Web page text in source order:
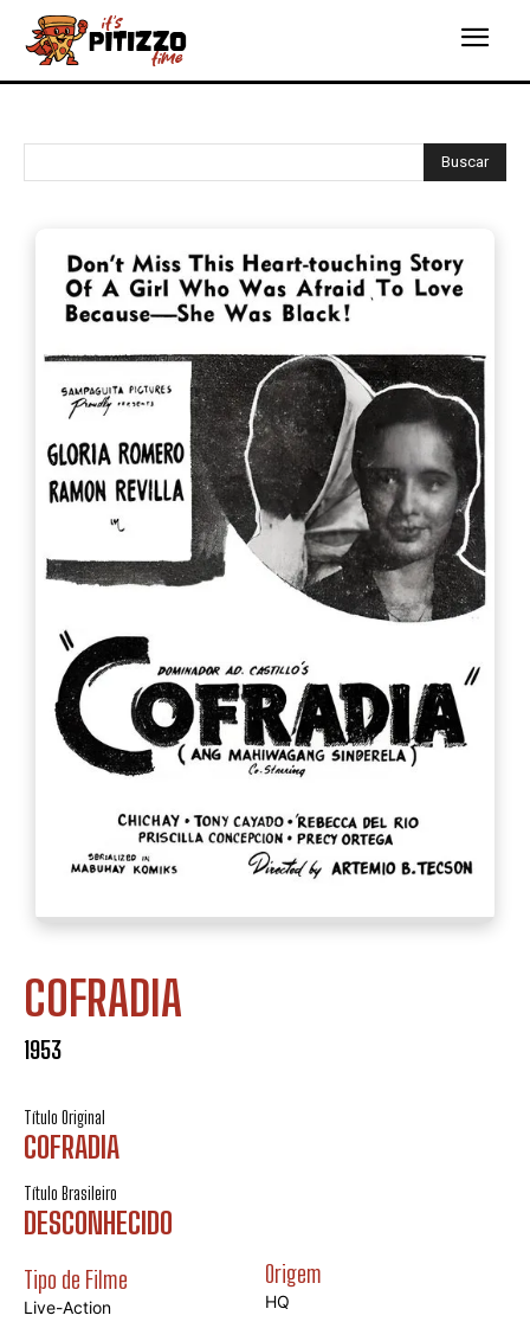
Buscar
COFRADIA
1953
Título Original
COFRADIA
Título Brasileiro
DESCONHECIDO
Tipo de Filme
Live-Action
Origem
HQ